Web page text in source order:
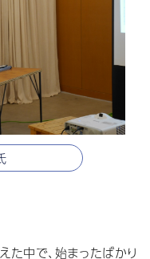
た中で、始まったばかり